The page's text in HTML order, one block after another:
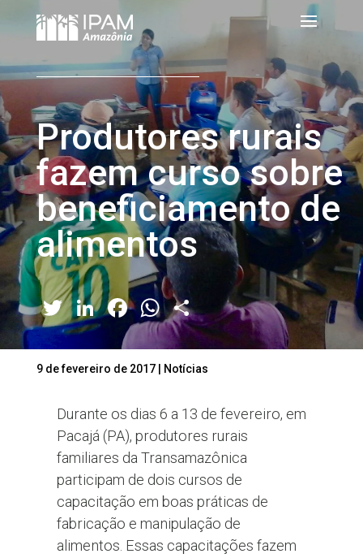
Produtores rurais
fazem curso sobre
beneficiamento de
alimentos
Twitter
LinkedIn
Facebook
WhatsApp
Share
9 de fevereiro de 2017| Notícias
Durante os dias 6 a 13 de fevereiro, em
Pacajá (PA), produtores rurais
familiares da Transamazônica
participam de dois cursos de
capacitação em boas práticas de
fabricação e manipulação de
alimentos. Essas capacitações fazem